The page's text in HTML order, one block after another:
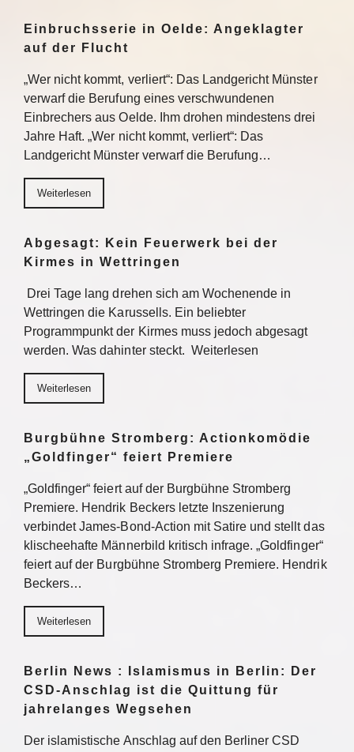
Einbruchsserie in Oelde: Angeklagter
auf der Flucht
„Wer nicht kommt, verliert“: Das Landgericht Münster
verwarf die Berufung eines verschwundenen
Einbrechers aus Oelde. Ihm drohen mindestens drei
Jahre Haft. „Wer nicht kommt, verliert“: Das
Landgericht Münster verwarf die Berufung…
Weiterlesen
Abgesagt: Kein Feuerwerk bei der
Kirmes in Wettringen
Drei Tage lang drehen sich am Wochenende in
Wettringen die Karussells. Ein beliebter
Programmpunkt der Kirmes muss jedoch abgesagt
werden. Was dahinter steckt. Weiterlesen
Weiterlesen
Burgbühne Stromberg: Actionkomödie
„Goldfinger“ feiert Premiere
„Goldfinger“ feiert auf der Burgbühne Stromberg
Premiere. Hendrik Beckers letzte Inszenierung
verbindet James-Bond-Action mit Satire und stellt das
klischeehafte Männerbild kritisch infrage. „Goldfinger“
feiert auf der Burgbühne Stromberg Premiere. Hendrik
Beckers…
Weiterlesen
Berlin News : Islamismus in Berlin: Der
CSD-Anschlag ist die Quittung für
jahrelanges Wegsehen
Der islamistische Anschlag auf den Berliner CSD